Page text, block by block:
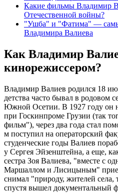
Какие фильмы Владимир
Отечественной войны?
"Ушба" и "Фатима" —
Владимира Валиева
Как Владимир
кинорежиссером?
Владимир Валиев родился 18
детства часто бывал в родовом
Южной Осетии. В 1927 году он
при Госкинпроме Грузии (так
фильм"), через два года стал
м поступил на операторский
студенческие годы Валиев
у Сергея Эйзенштейна, а еще,
сестра Зоя Валиева, "вместе с
Маршаллом и Лисицыным"
снимал "природу, жителей села,
спустя вышел документальный